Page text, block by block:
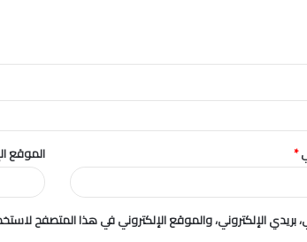
* الموقع
الإلكتروني، والموقع الإلكتروني في هذا المتصفح